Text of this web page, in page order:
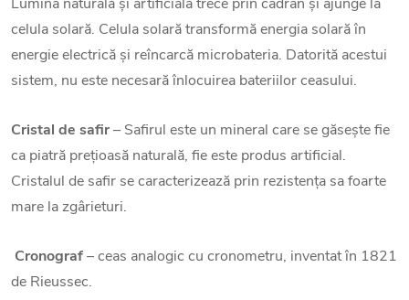
celula solară. Celula solară transformă energia solară în
energie electrică și reîncarcă microbateria. Datorită acestui
sistem, nu este necesară înlocuirea bateriilor ceasului.
Cristal de safir– Safirul este un mineral care se găsește fie
ca piatră prețioasă naturală, fie este produs artificial.
Cristalul de safir se caracterizează prin rezistența sa foarte
mare la zgârieturi.
Cronograf– ceas analogic cu cronometru, inventat în 1821
de Rieussec.